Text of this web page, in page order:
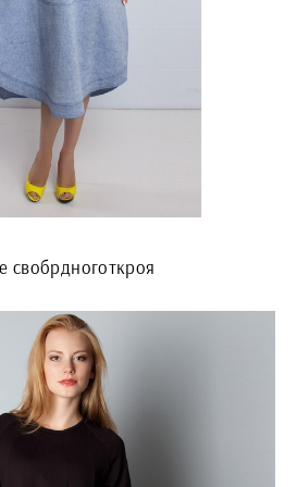
свобрдноготкроя